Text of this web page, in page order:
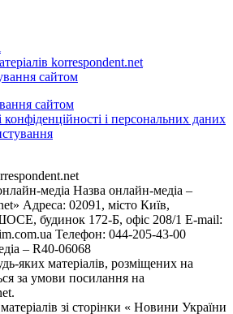
korrespondent.net
сайтом
сайтом
конфіденційності і персональних даних
медіа Назва онлайн-медіа –
Адреса: 02091, місто Київ,
будинок 172-Б, офіс 208/1 E-mail:
Телефон: 044-205-43-00
– R40-06068
яких матеріалів, розміщених на
за умови посилання на
зі сторінки « Новини України